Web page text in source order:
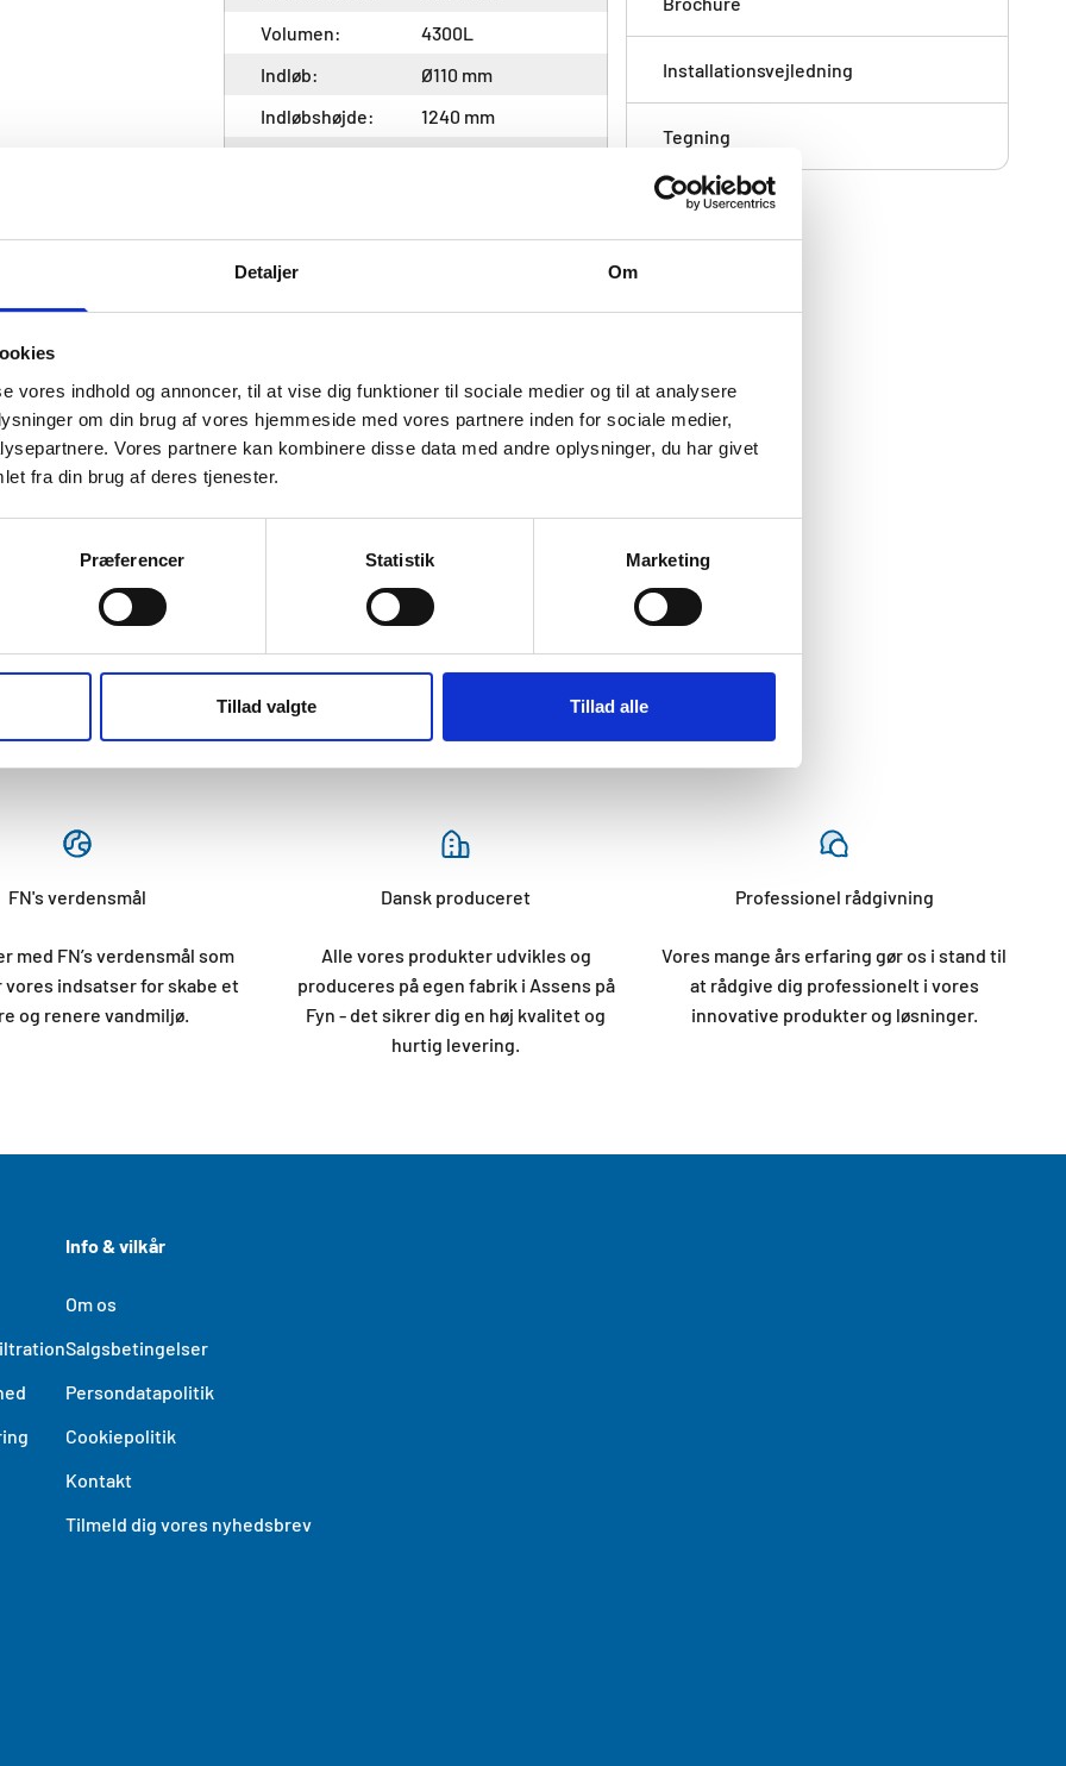
Detaljer Om
vores indhold og annoncer, til at vise dig funktioner til sociale medier og til at analysere
om din brug af vores hjemmeside med vores partnere inden for sociale medier,
Vores partnere kan kombinere disse data med andre oplysninger, du har givet
fra din brug af deres tjenester.
Præferencer Statistik Marketing
Tillad valgte Tillad alle
Volumen:
4300L
Indløb:
Ø110 mm
Indløbshøjde:
1240 mm
Højde inkl.
opføringsrør:
2280 mm (inkl.
Maks. jorddække
målt fra bund
indløb til terræn:
1 m
Farve:
Materiale:
PE
Produktionsland:
DK
Installationsvejledning
Tegning
FN's verdensmål
med FN’s verdensmål som
vores indsatser for skabe et
og renere vandmiljø.
Dansk produceret
Alle vores produkter udvikles og
produceres på egen fabrik i Assens på
Fyn - det sikrer dig en høj kvalitet og
hurtig levering.
Professionel rådgivning
Vores mange års erfaring gør os i stand til
at rådgive dig professionelt i vores
innovative produkter og løsninger.
Info & vilkår
Om os
Salgsbetingelser
Persondatapolitik
Cookiepolitik
Kontakt
Tilmeld dig vores nyhedsbrev